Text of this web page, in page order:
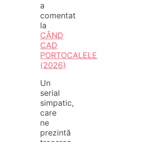
a
comentat
la
CÂND
CAD
PORTOCALELE
(2026)
Un
serial
simpatic,
care
ne
prezintă